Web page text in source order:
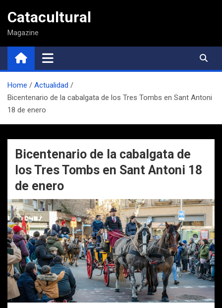
contenido
Catacultural
Magazine
Home
Actualidad
Bicentenario de la cabalgata de los Tres Tombs en Sant Antoni
18 de enero
Bicentenario de la cabalgata de
los Tres Tombs en Sant Antoni 18
de enero